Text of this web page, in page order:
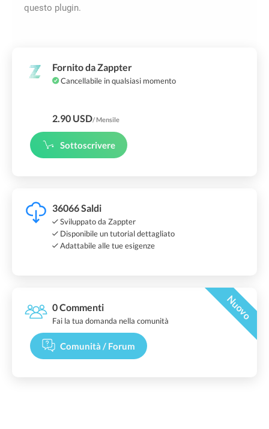
questo plugin.
Fornito da Zappter
Cancellabile in qualsiasi momento
2.90 USD/ Mensile
Sottoscrivere
36066 Saldi
Sviluppato da Zappter
Disponibile un tutorial dettagliato
Adattabile alle tue esigenze
0 Commenti Nuovo
Fai la tua domanda nella comunità
Comunità / Forum